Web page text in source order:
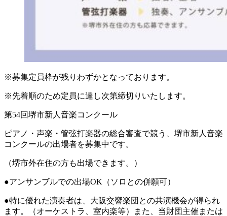
※募集定員枠が残りわずかとなっております。
※先着順のため定員に達し次第締切りいたします。
第54回堺市新人音楽コンクール
ピアノ・声楽・管弦打楽器の総合審査で競う、堺市新人音楽
コンクールの出場者を募集中です。
（堺市外在住の方も出場できます。）
●アンサンブルでの出場OK（ソロとの併願可）
●特に優れた演奏者は、大阪交響楽団との共演機会が得られ
ます。（オーケストラ、室内楽等）また、当財団主催または